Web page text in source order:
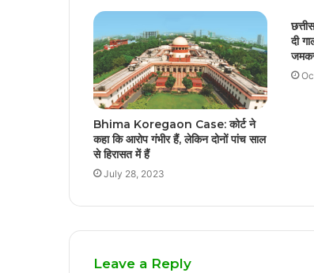
Bhima Koregaon Case: कोर्ट ने
कहा कि आरोप गंभीर हैं, लेकिन दोनों पांच साल
से हिरासत में हैं
July 28, 2023
दी
Leave a Reply